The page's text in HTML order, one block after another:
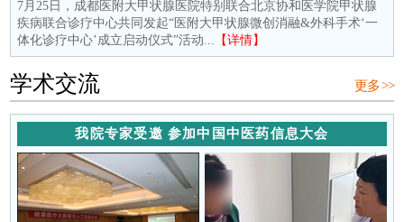
7月25日，成都医附大甲状腺医院特别联合北京协和医学院甲状腺
疾病联合诊疗中心共同发起“医附大甲状腺微创消融&外科手术‘一
体化诊疗中心’成立启动仪式”活动...
【详情】
学术交流 更多 >>
我院专家受邀 参加中国中医药信息大会